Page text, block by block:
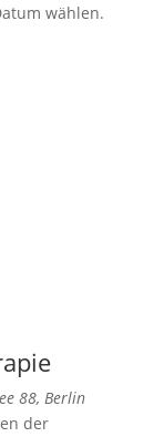
wählen.
88, Berlin
der